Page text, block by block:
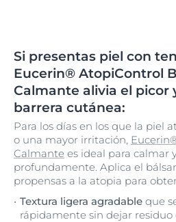
Si presentas piel con
Eucerin® AtopiControl
Calmante alivia el picor
barrera cutánea:
Para los días en los que la piel
o una mayor irritación,
Calmante es ideal para calmar
profundamente. Aplica el
propensas a la atopia para
Textura ligera agradable que
rápidamente sin dejar residuo